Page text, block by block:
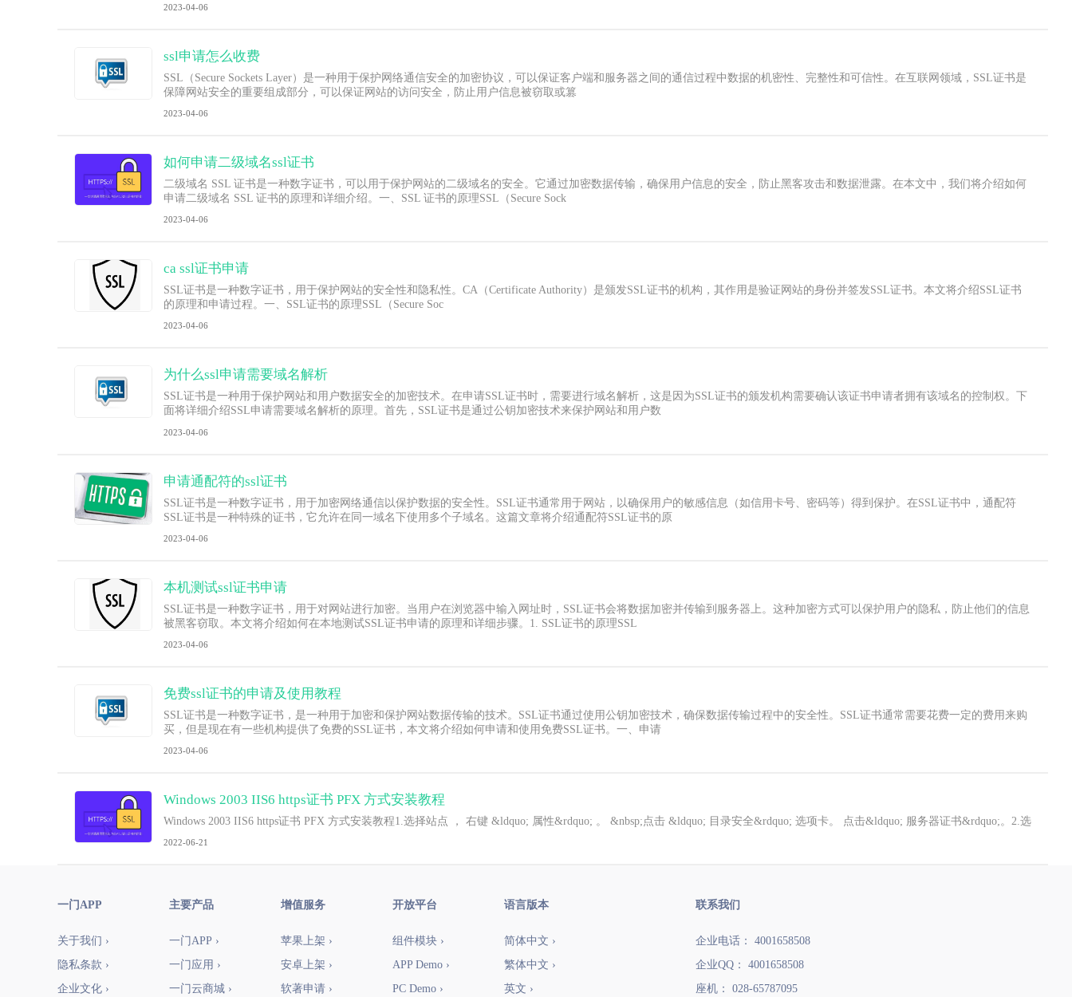
2023-04-06
ssl申请怎么收费
SSL（Secure Sockets Layer）是一种用于保护网络通信安全的加密协议，可以保证客户端和服务器之间的通信过程中数据的机密性、完整性和可信性。在互联网领域，SSL证书是
保障网站安全的重要组成部分，可以保证网站的访问安全，防止用户信息被窃取或篡
2023-04-06
如何申请二级域名ssl证书
二级域名 SSL 证书是一种数字证书，可以用于保护网站的二级域名的安全。它通过加密数据传输，确保用户信息的安全，防止黑客攻击和数据泄露。在本文中，我们将介绍如何
申请二级域名 SSL 证书的原理和详细介绍。一、SSL 证书的原理SSL（Secure Sock
2023-04-06
ca ssl证书申请
SSL证书是一种数字证书，用于保护网站的安全性和隐私性。CA（Certificate Authority）是颁发SSL证书的机构，其作用是验证网站的身份并签发SSL证书。本文将介绍SSL证书
的原理和申请过程。一、SSL证书的原理SSL（Secure Soc
2023-04-06
为什么ssl申请需要域名解析
SSL证书是一种用于保护网站和用户数据安全的加密技术。在申请SSL证书时，需要进行域名解析，这是因为SSL证书的颁发机构需要确认该证书申请者拥有该域名的控制权。下
面将详细介绍SSL申请需要域名解析的原理。首先，SSL证书是通过公钥加密技术来保护网站和用户数
2023-04-06
申请通配符的ssl证书
SSL证书是一种数字证书，用于加密网络通信以保护数据的安全性。SSL证书通常用于网站，以确保用户的敏感信息（如信用卡号、密码等）得到保护。在SSL证书中，通配符
SSL证书是一种特殊的证书，它允许在同一域名下使用多个子域名。这篇文章将介绍通配符SSL证书的原
2023-04-06
本机测试ssl证书申请
SSL证书是一种数字证书，用于对网站进行加密。当用户在浏览器中输入网址时，SSL证书会将数据加密并传输到服务器上。这种加密方式可以保护用户的隐私，防止他们的信息
被黑客窃取。本文将介绍如何在本地测试SSL证书申请的原理和详细步骤。1. SSL证书的原理SSL
2023-04-06
免费ssl证书的申请及使用教程
SSL证书是一种数字证书，是一种用于加密和保护网站数据传输的技术。SSL证书通过使用公钥加密技术，确保数据传输过程中的安全性。SSL证书通常需要花费一定的费用来购
买，但是现在有一些机构提供了免费的SSL证书，本文将介绍如何申请和使用免费SSL证书。一、申请
2023-04-06
Windows 2003 IIS6 https证书 PFX 方式安装教程
Windows 2003 IIS6 https证书 PFX 方式安装教程1.选择站点 ， 右键 &ldquo; 属性&rdquo; 。 &nbsp;点击 &ldquo; 目录安全&rdquo; 选项卡。 点击&ldquo; 服务器证书&rdquo;。2.选
2022-06-21
一门APP
关于我们 ›
隐私条款 ›
企业文化 ›
主要产品
一门APP ›
一门应用 ›
一门云商城 ›
增值服务
苹果上架 ›
安卓上架 ›
软著申请 ›
开放平台
组件模块 ›
APP Demo ›
PC Demo ›
语言版本
简体中文 ›
繁体中文 ›
英文 ›
联系我们
企业电话： 4001658508
企业QQ： 4001658508
座机： 028-65787095